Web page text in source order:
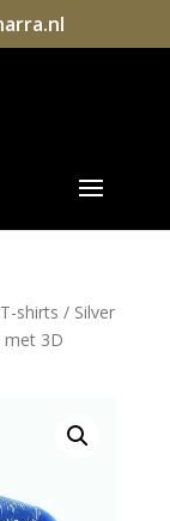
shirts / Silver
met 3D